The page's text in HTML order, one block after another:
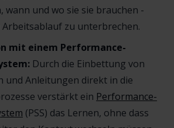
wann und wo sie sie brauchen -
zu unterbrechen.
mit einem Performance-
Durch die Einbettung von
und Anleitungen direkt in die
verstärkt ein Performance-
(PSS) das Lernen, ohne dass